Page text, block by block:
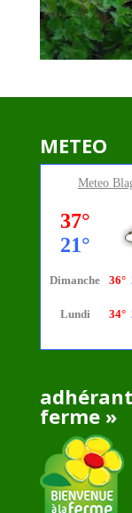
METEO
Meteo
ferme »